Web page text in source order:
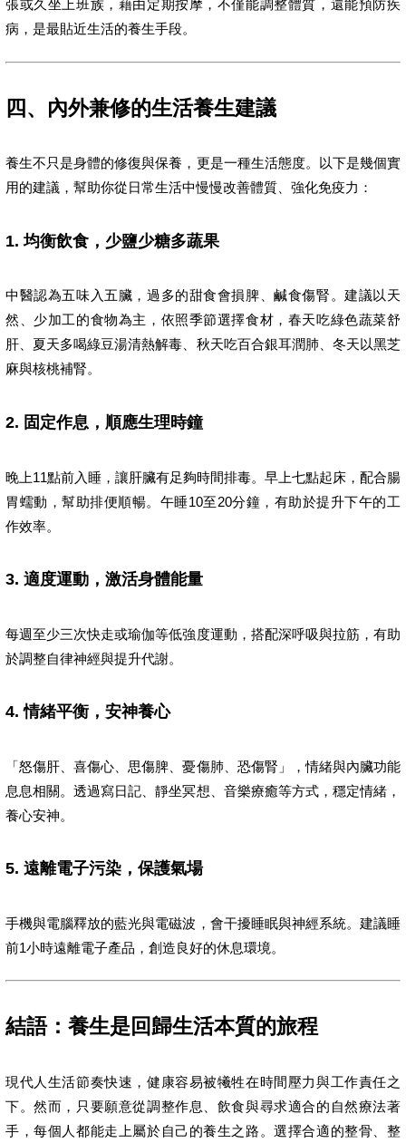
張或久坐上班族，藉由定期按摩，不僅能調整體質，還能預防疾
病，是最貼近生活的養生手段。
四、內外兼修的生活養生建議
養生不只是身體的修復與保養，更是一種生活態度。以下是幾個實
用的建議，幫助你從日常生活中慢慢改善體質、強化免疫力：
1. 均衡飲食，少鹽少糖多蔬果
中醫認為五味入五臟，過多的甜食會損脾、鹹食傷腎。建議以天
然、少加工的食物為主，依照季節選擇食材，春天吃綠色蔬菜舒
肝、夏天多喝綠豆湯清熱解毒、秋天吃百合銀耳潤肺、冬天以黑芝
麻與核桃補腎。
2. 固定作息，順應生理時鐘
晚上11點前入睡，讓肝臟有足夠時間排毒。早上七點起床，配合腸
胃蠕動，幫助排便順暢。午睡10至20分鐘，有助於提升下午的工
作效率。
3. 適度運動，激活身體能量
每週至少三次快走或瑜伽等低強度運動，搭配深呼吸與拉筋，有助
於調整自律神經與提升代謝。
4. 情緒平衡，安神養心
「怒傷肝、喜傷心、思傷脾、憂傷肺、恐傷腎」，情緒與內臟功能
息息相關。透過寫日記、靜坐冥想、音樂療癒等方式，穩定情緒，
養心安神。
5. 遠離電子污染，保護氣場
手機與電腦釋放的藍光與電磁波，會干擾睡眠與神經系統。建議睡
前1小時遠離電子產品，創造良好的休息環境。
結語：養生是回歸生活本質的旅程
現代人生活節奏快速，健康容易被犧牲在時間壓力與工作責任之
下。然而，只要願意從調整作息、飲食與尋求適合的自然療法著
手，每個人都能走上屬於自己的養生之路。選擇合適的整骨、整